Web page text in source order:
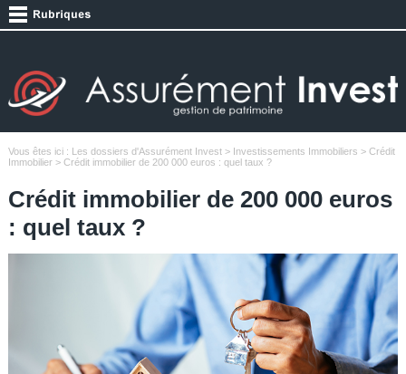
Vous êtes ici : Les dossiers d'Assurément Invest> Investissements Immobiliers > Crédit
Immobilier> Crédit immobilier de 200 000 euros : quel taux ?
Crédit immobilier de 200 000 euros
: quel taux ?